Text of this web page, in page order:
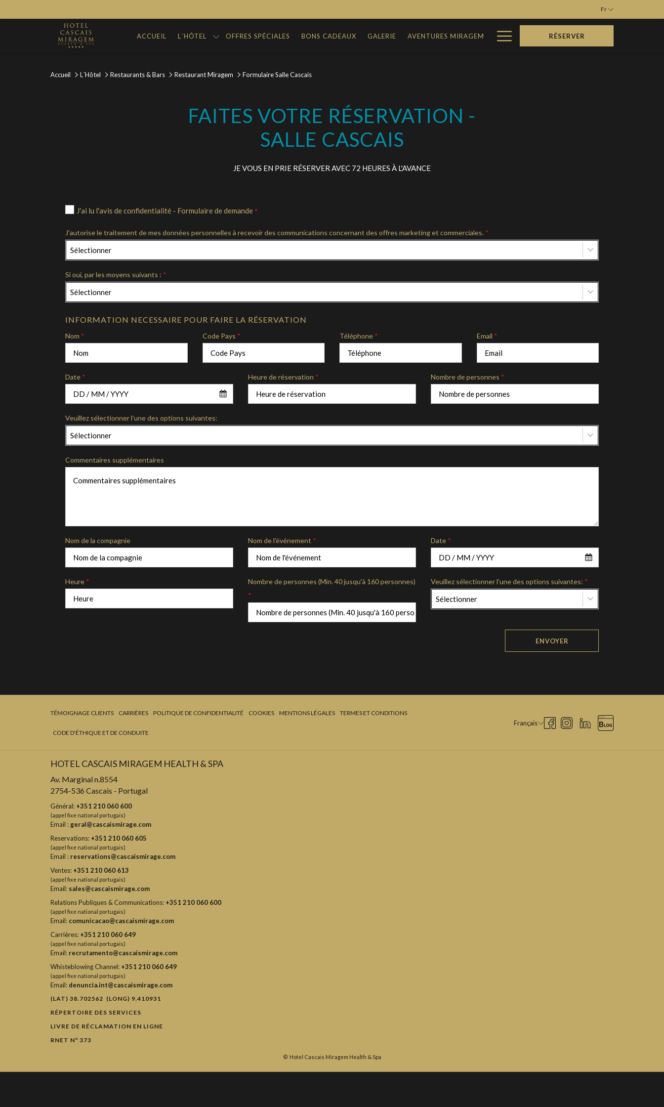
Fr
ACCUEIL L´HÔTEL OFFRES SPÉCIALES BONS CADEAUX GALERIE AVENTURES MIRAGEM Hamburger
Menu
RÉSERVER
Accueil L´Hôtel Restaurants & Bars Restaurant Miragem Formulaire Salle Cascais
FAITES VOTRE RÉSERVATION -
SALLE CASCAIS
JE VOUS EN PRIE RÉSERVER AVEC 72 HEURES À L'AVANCE
J'ai lu l'avis de confidentialité - Formulaire de demande *
J'autorise le traitement de mes données personnelles à recevoir des communications concernant des offres marketing et commerciales. *
Sélectionner
Si oui, par les moyens suivants : *
Sélectionner
INFORMATION NECESSAIRE POUR FAIRE LA RÉSERVATION
Nom * Code Pays * Téléphone * Email *
Date * Heure de réservation * Nombre de personnes *
Veuillez sélectionner l'une des options suivantes:
Sélectionner
Commentaires supplémentaires
Nom de la compagnie Nom de l'événement * Date *
Heure *
Nombre de personnes (Min. 40 jusqu'à 160 personnes)
*
Veuillez sélectionner l'une des options suivantes: *
Sélectionner
ENVOYER
TÉMOIGNAGE CLIENTS CARRIÈRES POLITIQUE DE CONFIDENTIALITÉ COOKIES MENTIONS LÉGALES TERMES ET CONDITIONS
CODE D'ÉTHIQUE ET DE CONDUITE
Français
HOTEL CASCAIS MIRAGEM HEALTH & SPA
Av. Marginal n.8554
2754-536 Cascais - Portugal
Général: +351 210 060 600
(appel fixe national portugais)
Email : geral@cascaismirage.com
Reservations: +351 210 060 605
(appel fixe national portugais)
Email : reservations@cascaismirage.com
Ventes: +351 210 060 613
(appel fixe national portugais)
Email: sales@cascaismirage.com
Relations Publiques & Communications: +351 210 060 600
(appel fixe national portugais)
Email: comunicacao@cascaismirage.com
Carrières: +351 210 060 649
(appel fixe national portugais)
Email: recrutamento@cascaismirage.com
Whisteblowing Channel: +351 210 060 649
(appel fixe national portugais)
Email: denuncia.int@cascaismirage.com
(LAT) 38.702562 (LONG) 9.410931
RÉPERTOIRE DES SERVICES
LIVRE DE RÉCLAMATION EN LIGNE
RNET Nº 373
© Hotel Cascais Miragem Health & Spa